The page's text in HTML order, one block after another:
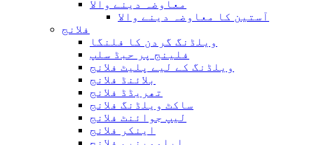
معاوضہ دینے والا
آستین کا معاوضہ دینے والا
فلانج
ویلڈنگ گردن کا فلنگا
فلینج پر حبڈ سلپ
ویلڈنگ کے لیے پلیٹ فلانج
بلائنڈ فلانج
تھریڈڈ فلانج
ساکٹ ویلڈنگ فلانج
لیپ جوائنٹ فلانج
اینکر فلانج
ایلومینیم فلانج